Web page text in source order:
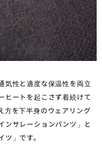
気性と適度な保温性を両立
ヒートを起こさず着続けて
方を下半身のウェアリング
ンサレーションパンツ」と
」です。